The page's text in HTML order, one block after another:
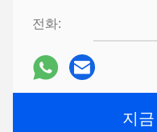
전화:
지